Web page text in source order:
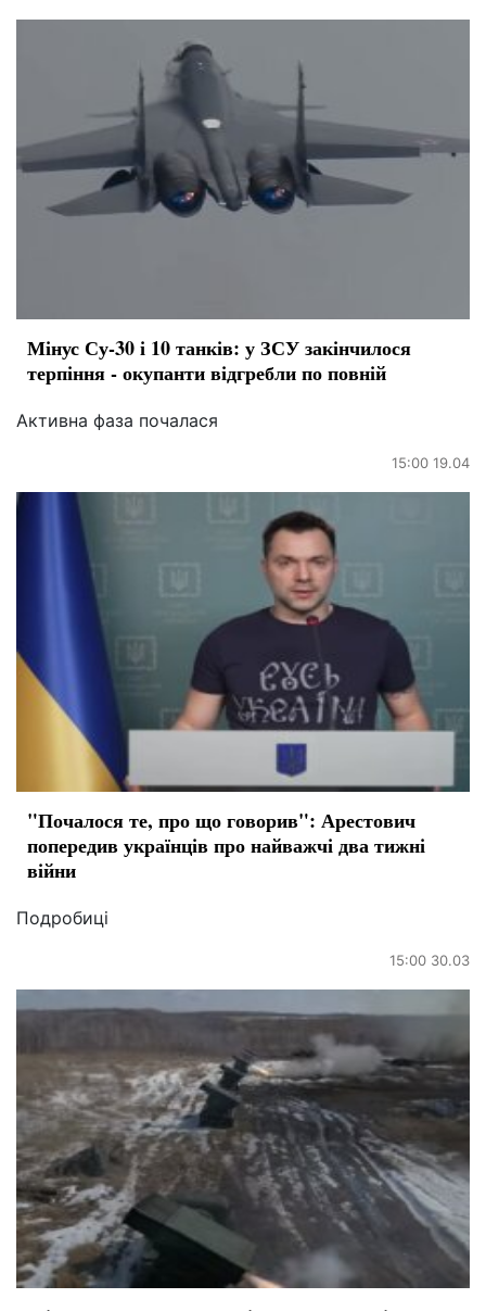
Мінус Су-30 і 10 танків: у ЗСУ закінчилося
терпіння - окупанти відгребли по повній
Активна фаза почалася
15:00 19.04
"Почалося те, про що говорив": Арестович
попередив українців про найважчі два тижні
війни
Подробиці
15:00 30.03